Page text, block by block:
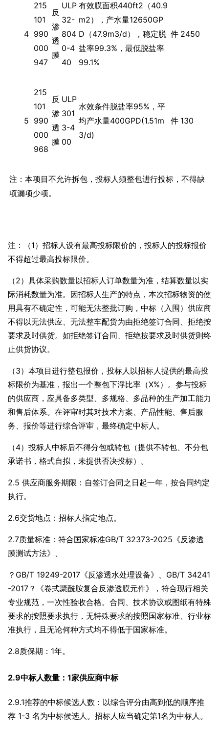
4
215
101
990
000
947
反
渗
透
膜
ULP
32-
804
0-4
40
有效膜面积440ft2（40.9
m2），产水量12650GP
D（47.9m3/d），稳定脱
盐率99.3%，最低脱盐率
99.1%
件 2450
5
215
101
990
000
968
反
渗
透
膜
ULP
301
3-4
00
水效条件脱盐率95%，平
均产水量400GPD(1.51m
3/d)
件 130
注：本项目不允许拆包，投标人须整包进行投标，不得缺
项漏项少项。
注：（1）招标人设有最高投标限价的，投标人的投标报价
不得超过最高投标限价。
（2）具体采购数量以招标人订单数量为准，结算数量以实
际消耗数量为准。因招标人生产的特点，本次招标物资的使
用具有不确定性，可能无法整批订购，中标（入围）供应商
不得以无法供应、无法整车配货为由拒绝签订合同、拒绝按
要求及时供货。如拒绝签订合同、拒绝按要求及时供货则终
止供货协议。
（3）本项目进行整包报价，投标人以招标人提供的最高投
标限价为基准，报出一个整包下浮比率（X%）。参与投标
的供应商，应具备多类型、多规格、多品种的生产加工能力
和售后体系。在评审时其对技术方案、产品性能、售后服
务、报价等进行综合评审，最终确定中标人。
（4）投标人中标后不得分包或转包（提供不转包、不分包
承诺书，格式自拟，未提供否决投标）。
2.5 供应商服务期限：自签订合同之日起一年，按合同约定
执行。
2.6交货地点：招标人指定地点。
2.7质量标准：符合国家标准GB/T 32373-2025《反渗透
膜测试方法》、
？GB/T 19249-2017《反渗透水处理设备》、 GB/T 34241
-2017？《卷式聚酰胺复合反渗透膜元件》，符合现行相关
专业规范，一次性验收合格。合同、技术协议或图纸有特殊
要求的按照要求执行，无特殊要求的按照国家标准、行业标
准执行，且无论何种方式均不得低于国家标准。
2.8质保期：1年。
2.9中标人数量：1家供应商中标
2.9.1推荐的中标候选人数：以综合评分由高到低的顺序推
荐 1-3 名为中标候选人。招标人应当确定第1名为中标人。